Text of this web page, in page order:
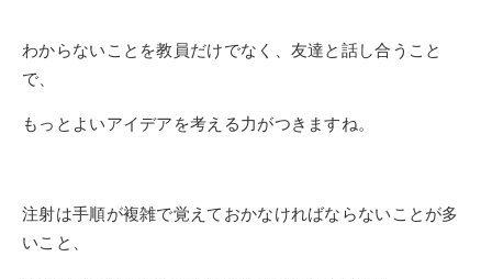
わからないことを教員だけでなく、友達と話し合うこと
で、
もっとよいアイデアを考える力がつきますね。
注射は手順が複雑で覚えておかなければならないことが多
いこと、